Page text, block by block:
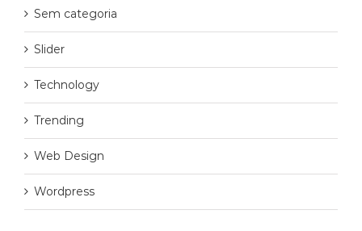
Sem categoria
Slider
Technology
Trending
Web Design
Wordpress